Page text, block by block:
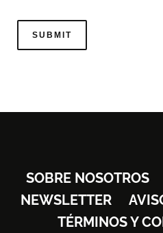
SOBRE NOSOTROS
NEWSLETTER
TÉRMINOS Y